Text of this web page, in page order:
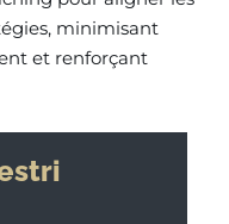
minimisant
et renforçant